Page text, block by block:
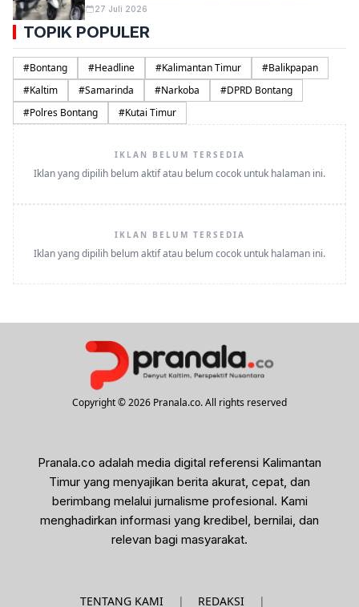
27 Juli 2026
TOPIK POPULER
#Bontang #Headline #Kalimantan Timur #Balikpapan
#Kaltim #Samarinda #Narkoba #DPRD Bontang
#Polres Bontang #Kutai Timur
IKLAN BELUM TERSEDIA
Iklan yang dipilih belum aktif atau belum cocok untuk halaman ini.
IKLAN BELUM TERSEDIA
Iklan yang dipilih belum aktif atau belum cocok untuk halaman ini.
Copyright © 2026 Pranala.co. All rights reserved
Pranala.co adalah media digital referensi Kalimantan
Timur yang menyajikan berita akurat, cepat, dan
berimbang melalui jurnalisme profesional. Kami
menghadirkan informasi yang kredibel, bernilai, dan
relevan bagi masyarakat.
TENTANG KAMI | REDAKSI |